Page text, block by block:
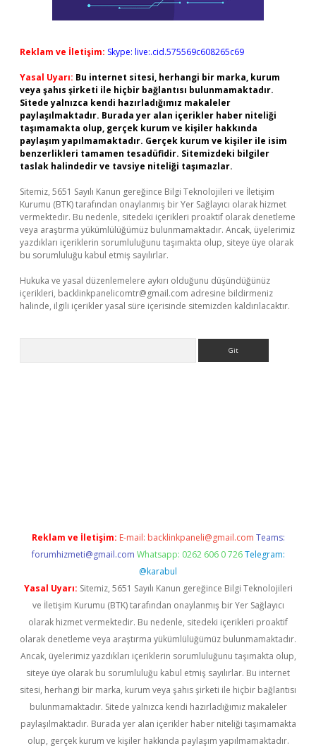
Reklam ve İletişim: Skype: live:.cid.575569c608265c69
Yasal Uyarı: Bu internet sitesi, herhangi bir marka, kurum
veya şahıs şirketi ile hiçbir bağlantısı bulunmamaktadır.
Sitede yalnızca kendi hazırladığımız makaleler
paylaşılmaktadır. Burada yer alan içerikler haber niteliği
taşımamakta olup, gerçek kurum ve kişiler hakkında
paylaşım yapılmamaktadır. Gerçek kurum ve kişiler ile isim
benzerlikleri tamamen tesadüfidir. Sitemizdeki bilgiler
taslak halindedir ve tavsiye niteliği taşımazlar.
Sitemiz, 5651 Sayılı Kanun gereğince Bilgi Teknolojileri ve İletişim
Kurumu (BTK) tarafından onaylanmış bir Yer Sağlayıcı olarak hizmet
vermektedir. Bu nedenle, sitedeki içerikleri proaktif olarak denetleme
veya araştırma yükümlülüğümüz bulunmamaktadır. Ancak, üyelerimiz
yazdıkları içeriklerin sorumluluğunu taşımakta olup, siteye üye olarak
bu sorumluluğu kabul etmiş sayılırlar.
Hukuka ve yasal düzenlemelere aykırı olduğunu düşündüğünüz
içerikleri, backlinkpanelicomtr@gmail.com adresine bildirmeniz
halinde, ilgili içerikler yasal süre içerisinde sitemizden kaldırılacaktır.
Reklam ve İletişim: E-mail: backlinkpaneli@gmail.com Teams:
forumhizmeti@gmail.com Whatsapp: 0262 606 0 726 Telegram:
@karabul
Yasal Uyarı: Sitemiz, 5651 Sayılı Kanun gereğince Bilgi Teknolojileri
ve İletişim Kurumu (BTK) tarafından onaylanmış bir Yer Sağlayıcı
olarak hizmet vermektedir. Bu nedenle, sitedeki içerikleri proaktif
olarak denetleme veya araştırma yükümlülüğümüz bulunmamaktadır.
Ancak, üyelerimiz yazdıkları içeriklerin sorumluluğunu taşımakta olup,
siteye üye olarak bu sorumluluğu kabul etmiş sayılırlar. Bu internet
sitesi, herhangi bir marka, kurum veya şahıs şirketi ile hiçbir bağlantısı
bulunmamaktadır. Sitede yalnızca kendi hazırladığımız makaleler
paylaşılmaktadır. Burada yer alan içerikler haber niteliği taşımamakta
olup, gerçek kurum ve kişiler hakkında paylaşım yapılmamaktadır.